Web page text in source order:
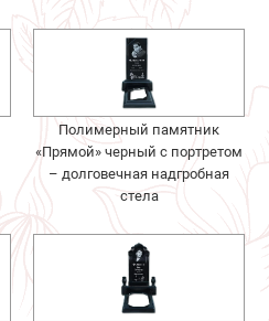
Полимерный памятник
«Прямой» черный с портретом
– долговечная надгробная
стела